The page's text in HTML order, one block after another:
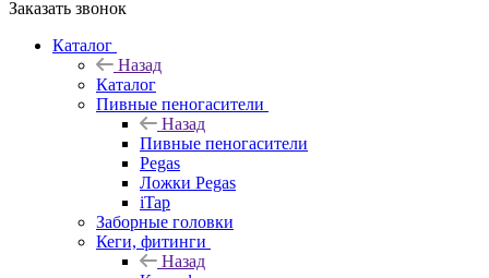
Заказать звонок
Каталог
Назад
Каталог
Пивные пеногасители
Назад
Пивные пеногасители
Pegas
Ложки Pegas
iTap
Заборные головки
Кеги, фитинги
Назад